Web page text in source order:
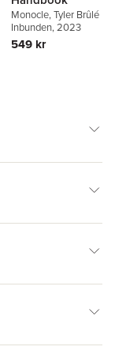
Monocle,Tyler Brûlé
Inbunden, 2023
549 kr